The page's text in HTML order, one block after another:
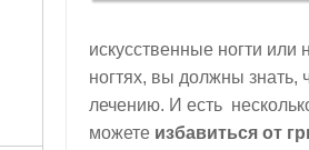
искусственные ногти или
ногтях, вы должны знать,
лечению. И есть
можете избавиться от